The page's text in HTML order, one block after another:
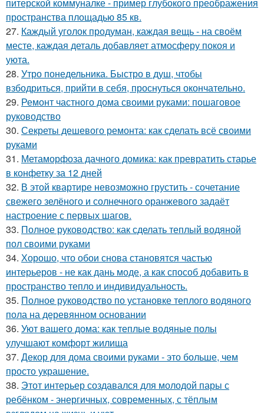
питерской коммуналке - пример глубокого преображения
пространства площадью 85 кв.
27. Каждый уголок продуман, каждая вещь - на своём
месте, каждая деталь добавляет атмосферу покоя и
уюта.
28. Утро понедельника. Быстро в душ, чтобы
взбодриться, прийти в себя, проснуться окончательно.
29. Ремонт частного дома своими руками: пошаговое
руководство
30. Секреты дешевого ремонта: как сделать всё своими
руками
31. Метаморфоза дачного домика: как превратить старье
в конфетку за 12 дней
32. В этой квартире невозможно грустить - сочетание
свежего зелёного и солнечного оранжевого задаёт
настроение с первых шагов.
33. Полное руководство: как сделать теплый водяной
пол своими руками
34. Хорошо, что обои снова становятся частью
интерьеров - не как дань моде, а как способ добавить в
пространство тепло и индивидуальность.
35. Полное руководство по установке теплого водяного
пола на деревянном основании
36. Уют вашего дома: как теплые водяные полы
улучшают комфорт жилища
37. Декор для дома своими руками - это больше, чем
просто украшение.
38. Этот интерьер создавался для молодой пары с
ребёнком - энергичных, современных, с тёплым